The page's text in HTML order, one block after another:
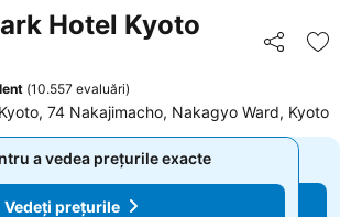
Hotel Kyoto
Distribuiți
(10.557 evaluări)
74 Nakajimacho, Nakagyo Ward, Kyoto
a vedea prețurile exacte
Vedeți prețurile
a vedea prețurile exacte
Vedeți prețurile